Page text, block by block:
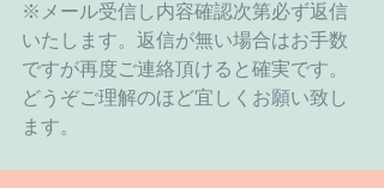
※メール受信し内容確認次第必ず返信
いたします。返信が無い場合はお手数
ですが再度ご連絡頂けると確実です。
どうぞご理解のほど宜しくお願い致し
ます。